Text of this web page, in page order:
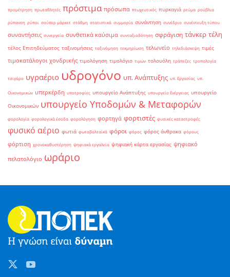
προμέτρηση πρωταθλητές πρόστιμα πρόσωπα πτωχευτικός πυρκαγιά ρεύμα ρούβλια
ρύπανση ρύποι σούπερ μάρκετ στάθμη στατιστικά συμμορία συνάντηση συνέδριο συνέντευξη τύπου
συναντήσεις συνεργεία συνθετικά καύσιμα συνταξιοδότηση σφράγιση τάνκερ τέλη
τέλος Επιτηδεύματος ταξινομήσεις ταξινόμηση τεκμηρίωση τελωνείο τηλεδιάσκεψη τιμές
τιμοκατάλογοι χονδρικής τιμολόγηση τιμολόγιο τιμών τολουόλη τράπεζες τροπολογία
τσιγάρο υγραέριο υδρογόνο υπ. Ανάπτυξης υπ. Εργασίας υπ.
Οικονομικών υπερκέρδη υποτροφίες υπουργείο Ανάπτυξης υπουργείο Ενέργειας υπουργείο
Οικονομικών υπουργείο Υποδομών & Μεταφορών
φορολογία φορολογικά έσοδα φορολόγηση φορτηγά φορτιστές φυσικές καταστροφές
φυσικό αέριο φωτιά φωτοβολταϊκά φόροι φόρος φόρος άνθρακα φόρους
φόρτιση χρονοκαθυστέρηση ψηφιακά εργαλεία ψηφιακή κάρτα εργασίας ψηφιακό
πελατολόγιο ωράριο